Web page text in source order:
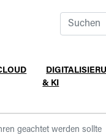
& KI
geachtet werden sollte